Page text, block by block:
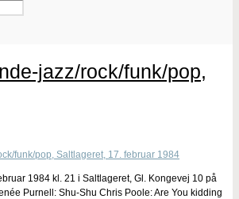
jazz/rock/funk/pop,
1984 kl. 21 i Saltlageret, Gl. Kongevej 10 på
Purnell: Shu-Shu Chris Poole: Are You kidding